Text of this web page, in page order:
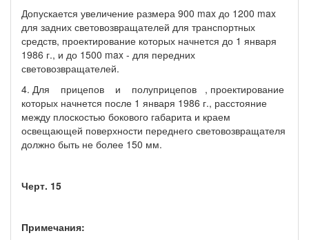
Допускается увеличение размера 900 max до 1200 max
для задних световозвращателей для транспортных
средств, проектирование которых начнется до 1 января
1986 г., и до 1500 max - для передних
световозвращателей.
4. Для прицепов и полуприцепов , проектирование
которых начнется после 1 января 1986 г., расстояние
между плоскостью бокового габарита и краем
освещающей поверхности переднего световозвращателя
должно быть не более 150 мм.
Черт. 15
Примечания: